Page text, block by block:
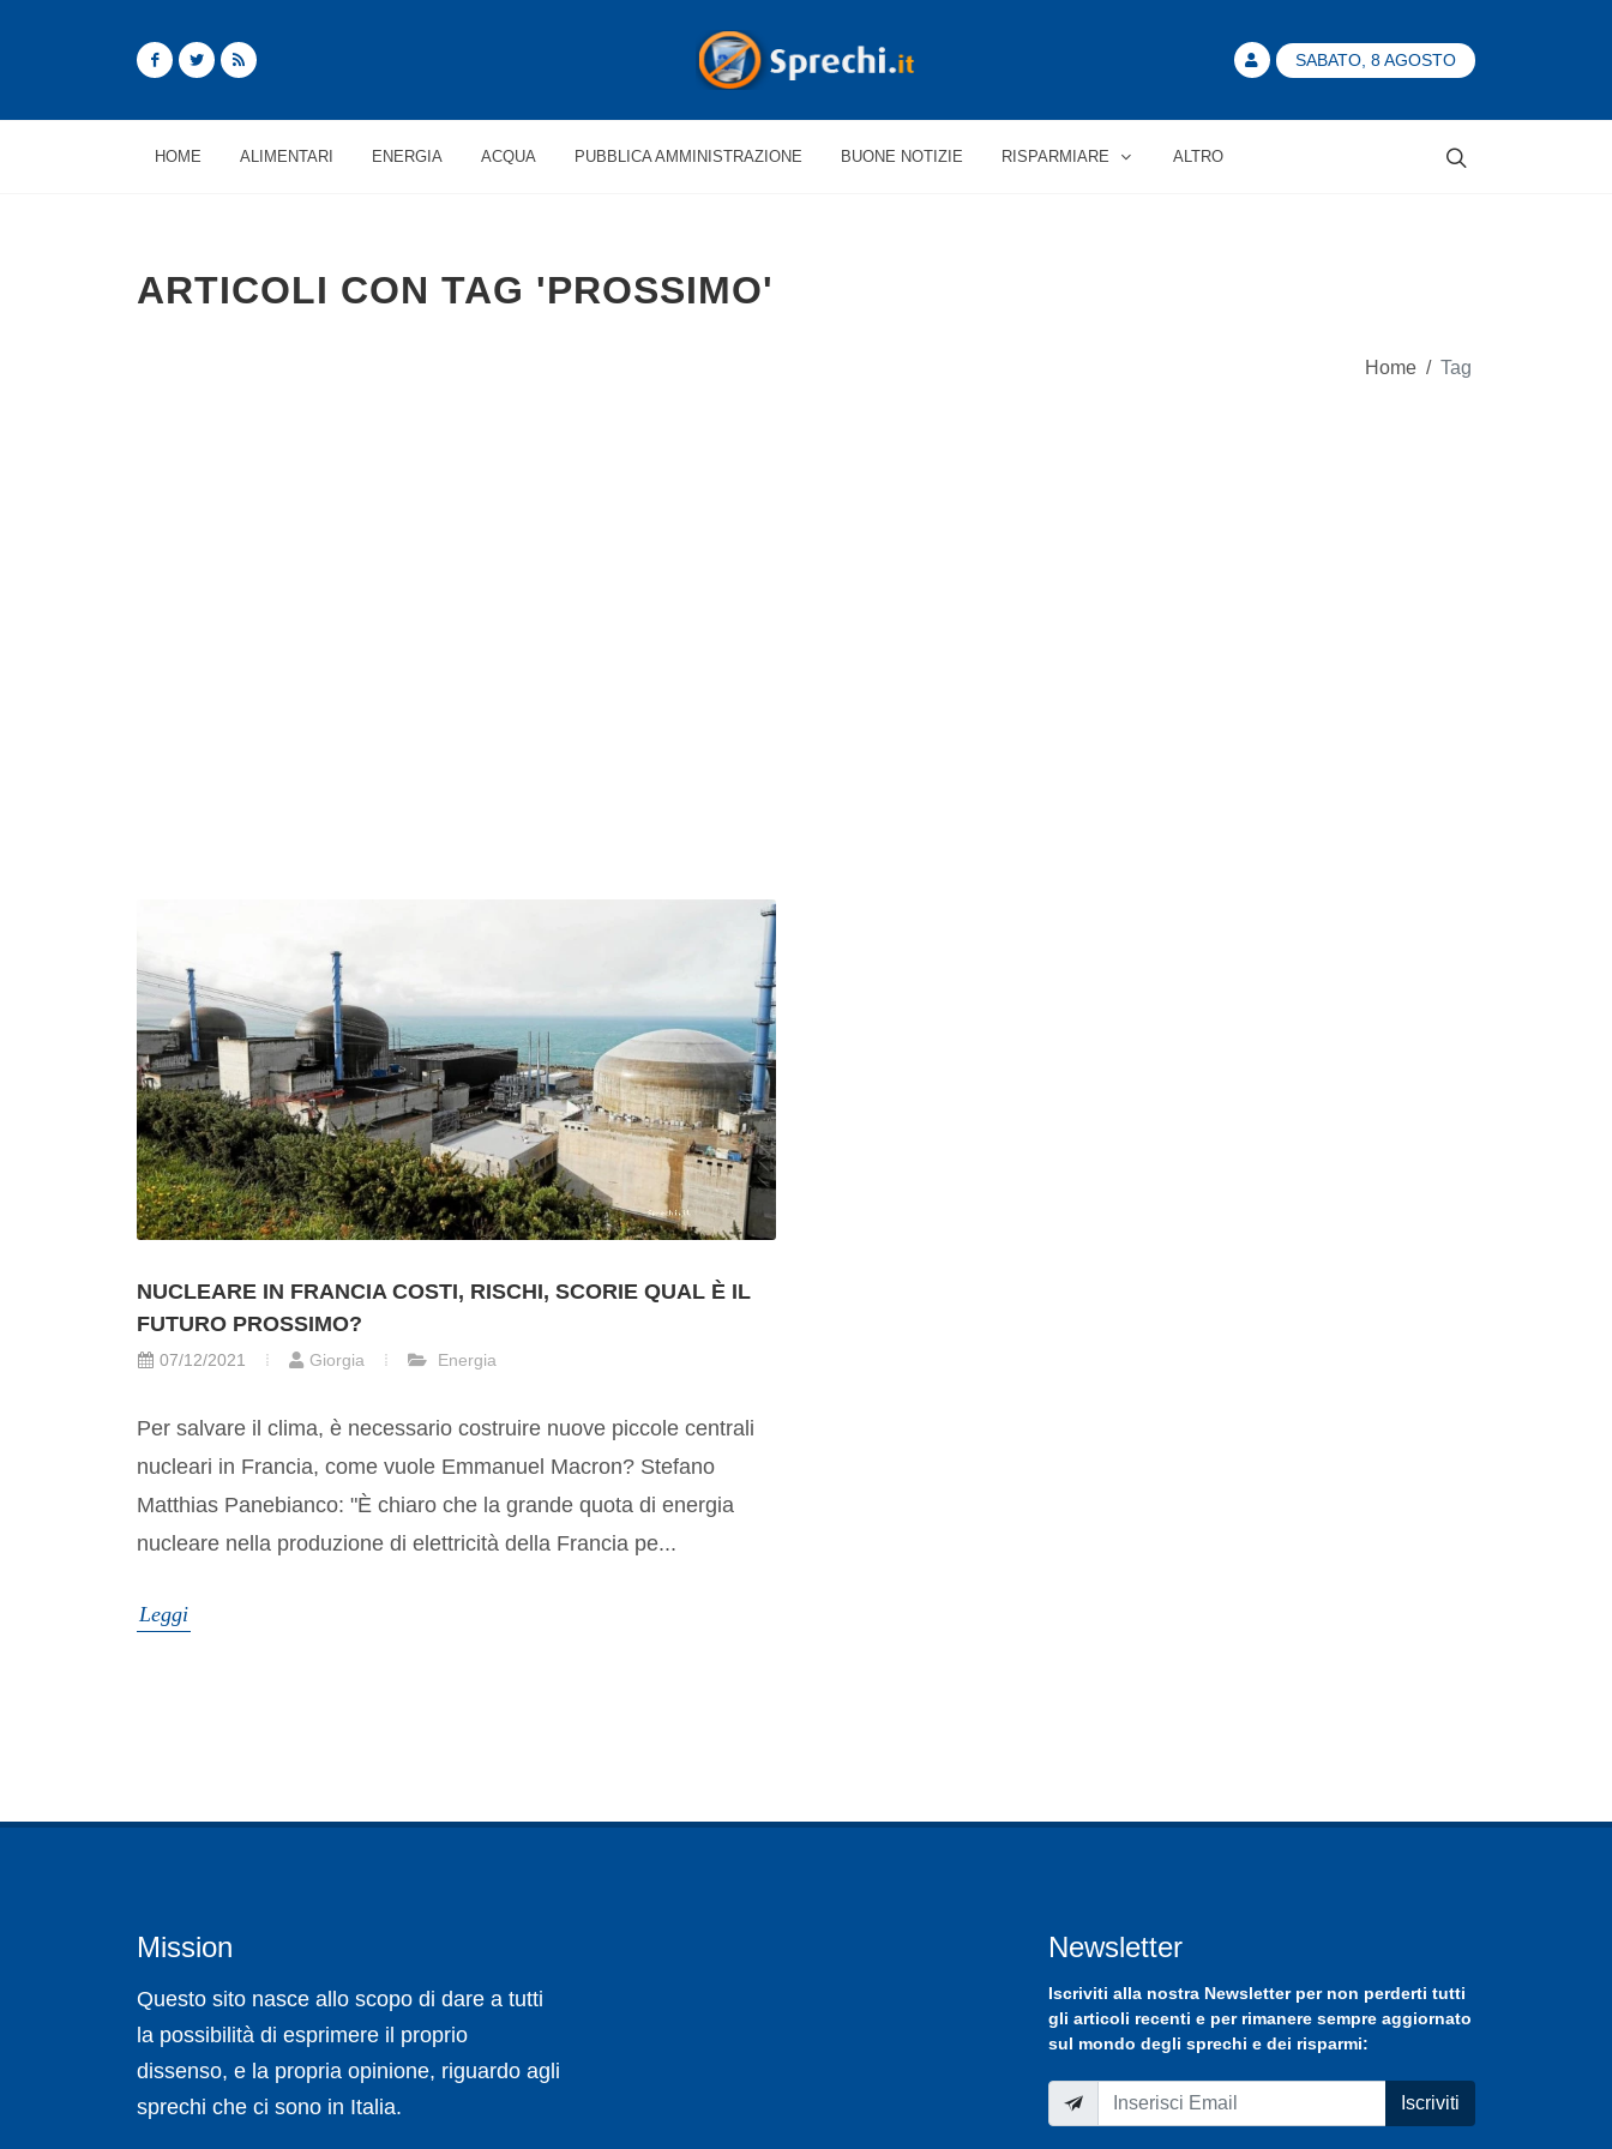
SABATO, 8 AGOSTO
HOME ALIMENTARI ENERGIA ACQUA PUBBLICA AMMINISTRAZIONE BUONE NOTIZIE RISPARMIARE ALTRO
ARTICOLI CON TAG 'PROSSIMO'
Home / Tag
NUCLEARE IN FRANCIA COSTI, RISCHI, SCORIE QUAL È IL
FUTURO PROSSIMO?
07/12/2021 Giorgia Energia
Per salvare il clima, è necessario costruire nuove piccole centrali
nucleari in Francia, come vuole Emmanuel Macron? Stefano
Matthias Panebianco: "È chiaro che la grande quota di energia
nucleare nella produzione di elettricità della Francia pe...
Leggi
Mission
Questo sito nasce allo scopo di dare a tutti
la possibilità di esprimere il proprio
dissenso, e la propria opinione, riguardo agli
sprechi che ci sono in Italia.
Newsletter
Iscriviti alla nostra Newsletterper non perderti tutti
gli articoli recenti e per rimanere sempre aggiornato
sul mondo degli sprechi e dei risparmi:
Iscriviti